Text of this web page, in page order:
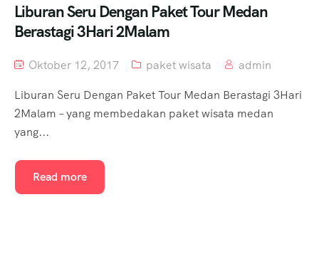
Liburan Seru Dengan Paket Tour Medan
Berastagi 3Hari 2Malam
Oktober 12, 2017 paket wisata
admin
Liburan Seru Dengan Paket Tour Medan Berastagi 3Hari
2Malam – yang membedakan paket wisata medan
yang...
Read more